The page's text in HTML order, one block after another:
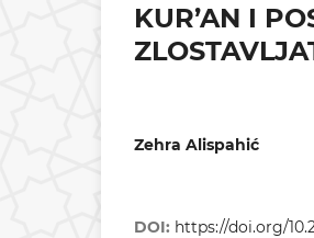
KUR’AN I
Zehra Alispahić
DOI: https://doi.org/